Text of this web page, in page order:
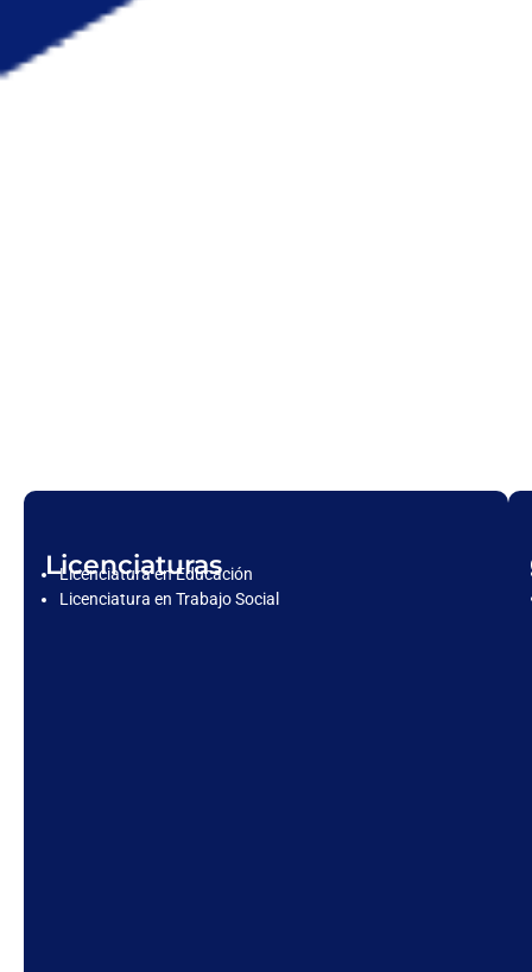
Licenciaturas
Licenciatura en Educación
Licenciatura en Trabajo Social